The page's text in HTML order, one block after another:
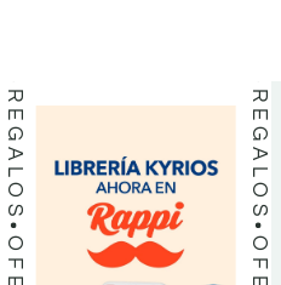
REGALOS
REGALOS